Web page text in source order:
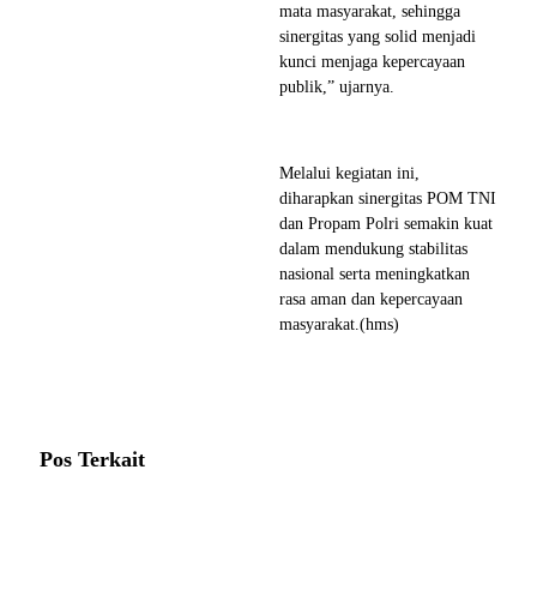
mata masyarakat, sehingga
sinergitas yang solid menjadi
kunci menjaga kepercayaan
publik,” ujarnya.
Melalui kegiatan ini,
diharapkan sinergitas POM TNI
dan Propam Polri semakin kuat
dalam mendukung stabilitas
nasional serta meningkatkan
rasa aman dan kepercayaan
masyarakat.(hms)
Pos Terkait